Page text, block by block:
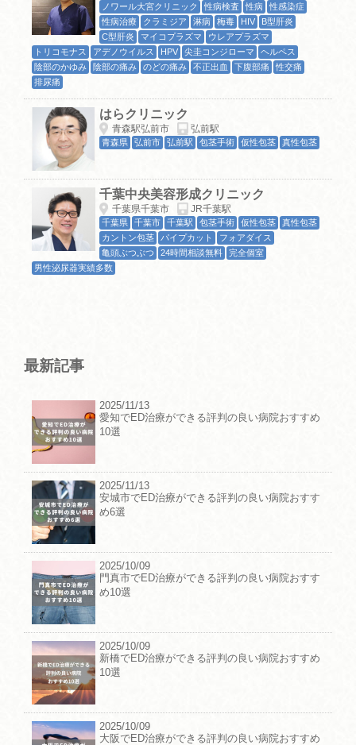
ノワール大宮クリニック 性病検査 性病
性感染症
性病治療
クラミジア 淋病 梅毒 HIV
B型肝炎
C型肝炎
マイコプラズマ
ウレアプラズマ
トリコモナス
アデノウイルス HPV 尖圭コンジローマ
ヘルペス
陰部のかゆみ
陰部の痛み のどの痛み 不正出血 下腹部痛
性交痛
排尿痛
はらクリニック
青森駅弘前市 弘前駅
青森県 弘前市 弘前駅 包茎手術 仮性包茎 真性包茎
千葉中央美容形成クリニック
千葉県千葉市 JR千葉駅
千葉県 千葉市 千葉駅 包茎手術 仮性包茎
真性包茎
カントン包茎
パイプカット
フォアダイス
亀頭ぶつぶつ
24時間相談無料
完全個室
男性泌尿器実績多数
最新記事
2025/11/13
愛知でED治療ができる評判の良い病院おすすめ
10選
2025/11/13
安城市でED治療ができる評判の良い病院おすす
め6選
2025/10/09
門真市でED治療ができる評判の良い病院おすす
め10選
2025/10/09
新橋でED治療ができる評判の良い病院おすすめ
10選
2025/10/09
大阪でED治療ができる評判の良い病院おすすめ